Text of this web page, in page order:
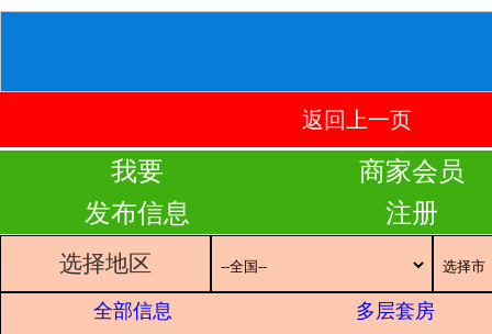
返回上一页
我要
发布信息
商家会员
注册
选择地区
全部信息
多层套房